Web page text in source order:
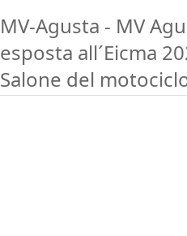
MV-Agusta - MV
esposta all´Eicma
Salone del